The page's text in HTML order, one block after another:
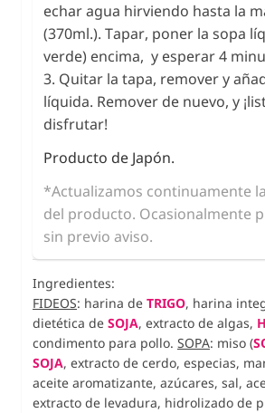
echar agua hirviendo hasta la
(370ml.). Tapar, poner la sopa
verde) encima, y esperar 4
3. Quitar la tapa, remover y
líquida. Remover de nuevo, y
disfrutar!
Producto de Japón.
*Actualizamos continuamente
del producto. Ocasionalmente
sin previo aviso.
Ingredientes:
FIDEOS: harina de TRIGO, harina
dietética de SOJA, extracto de algas,
condimento para pollo. SOPA: miso (
SOJA, extracto de cerdo, especias,
aceite aromatizante, azúcares, sal,
extracto de levadura, hidrolizado de